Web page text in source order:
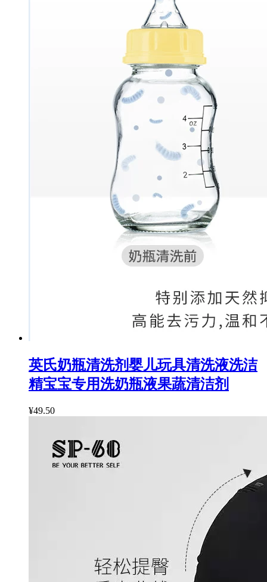
英氏奶瓶清洗剂婴儿玩具清洗液洗洁
精宝宝专用洗奶瓶液果蔬清洁剂
¥49.50